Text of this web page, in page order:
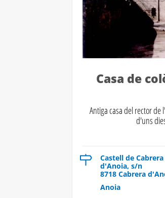
Casa de
Antiga casa del rector
d'uns
Castell de Cabrera
d'Anoia, s/n
8718 Cabrera
Anoia